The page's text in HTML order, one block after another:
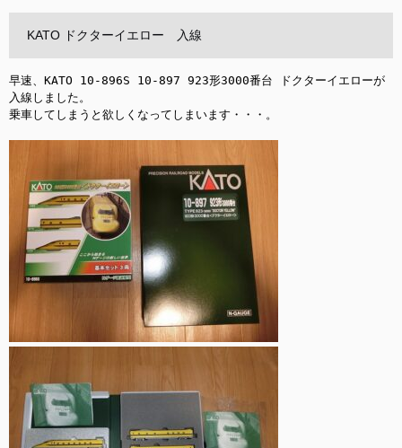
KATO ドクターイエロー 入線
早速、KATO 10-896S 10-897 923形3000番台 ドクターイエローが
入線しました。
乗車してしまうと欲しくなってしまいます・・・。